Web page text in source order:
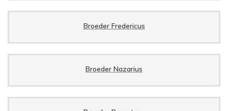
Broeder Fredericus
Broeder Nazarius